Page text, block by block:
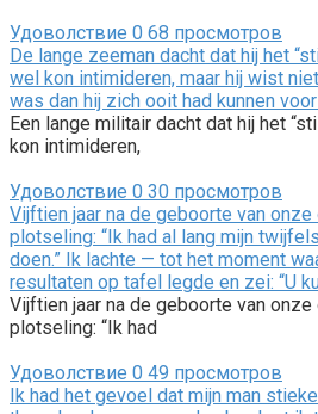
Удоволствие 0 68 просмотров
De lange zeeman dacht dat hij het
wel kon intimideren, maar hij wist
was dan hij zich ooit had kunnen
Een lange militair dacht dat hij het
kon intimideren,
Удоволствие 0 30 просмотров
Vijftien jaar na de geboorte van
plotseling: “Ik had al lang mijn
doen.” Ik lachte — tot het moment
resultaten op tafel legde en zei: “U
Vijftien jaar na de geboorte van
plotseling: “Ik had
Удоволствие 0 49 просмотров
Ik had het gevoel dat mijn man